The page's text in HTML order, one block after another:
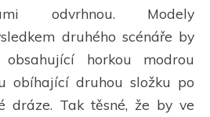
odvrhnou. Modely
druhého scénáře by
horkou modrou
obíhající druhou složku po
dráze. Tak těsné, že by ve